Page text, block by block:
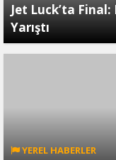
Jet Luck’ta
Yarıştı
YEREL HABERLER